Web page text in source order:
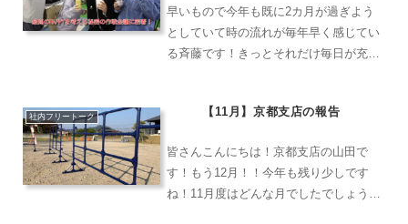
早いもので今年も既に2カ月が過ぎよう
としていて時の流れが毎年早く感じてい
る斉藤です！きっとそれだけ毎日が充実
社内フリートーク 【11月】京都支店の報告
皆さんこんにちは！京都支店の山田で
す！もう12月！！今年も残り少しです
ね！11月度はどんな月でしたでしょう